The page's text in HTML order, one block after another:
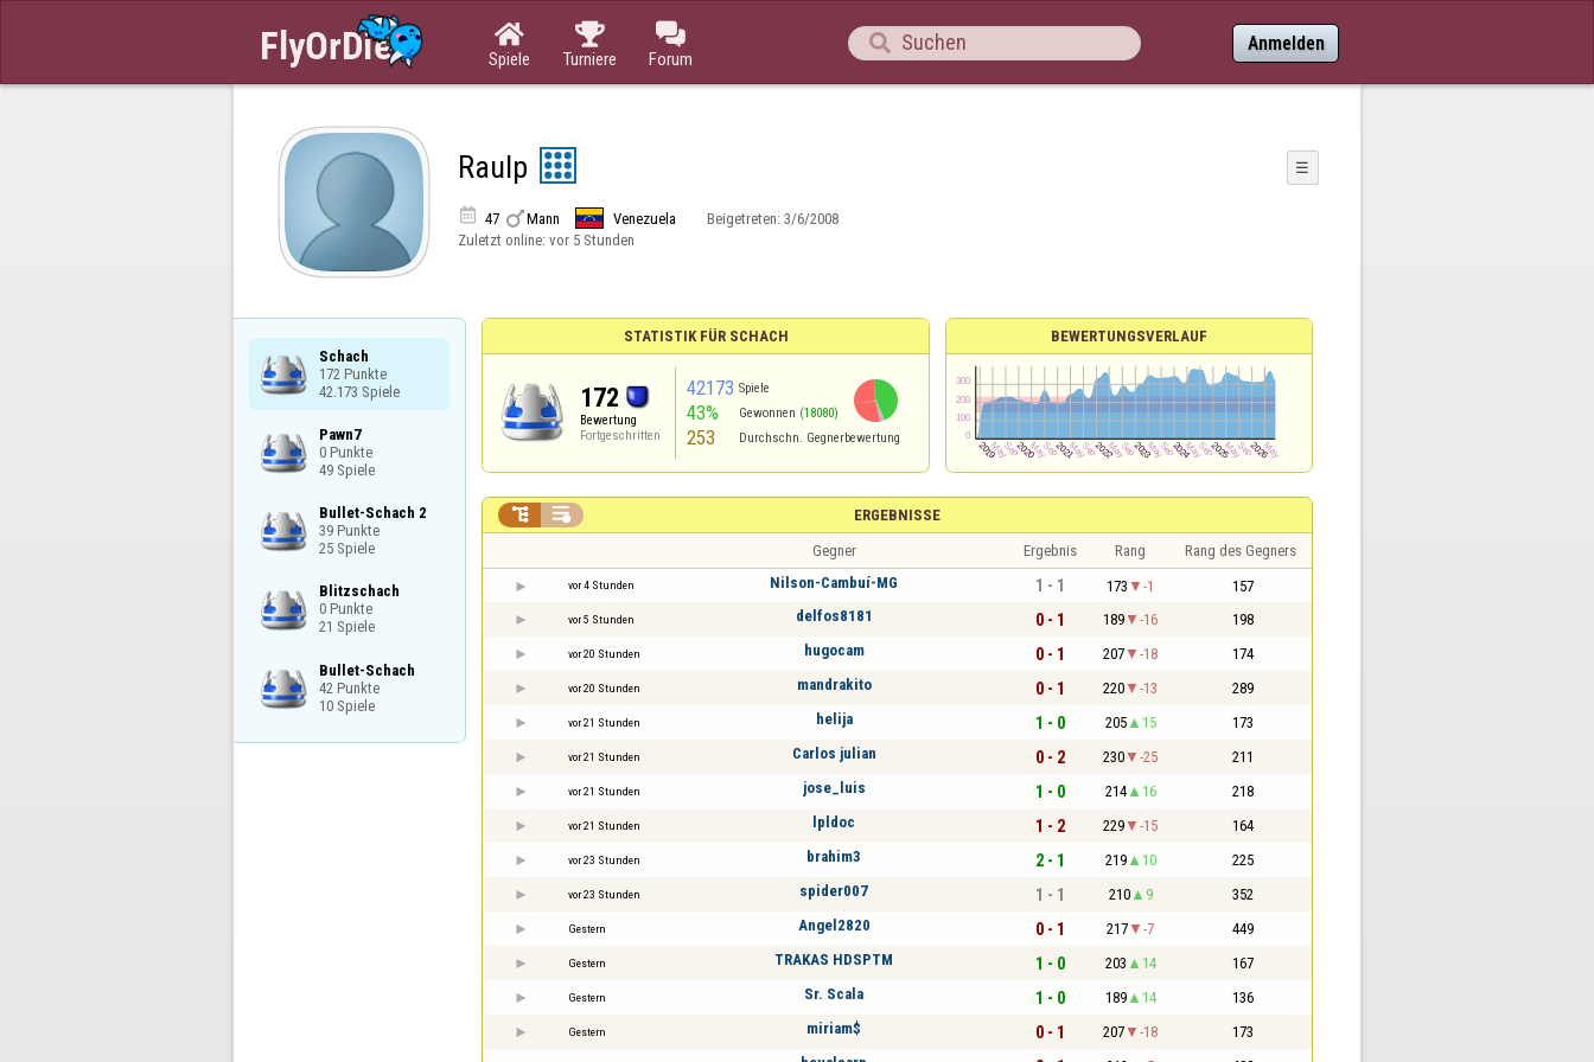

Spiele

Turniere

Forum
 Anmelden
Raulp ☰
 47 Mann Venezuela Beigetreten: 3/6/2008
Zuletzt online: vor 5 Stunden
Schach
172 Punkte
42.173 Spiele
Pawn7
0 Punkte
49 Spiele
Bullet-Schach 2
39 Punkte
25 Spiele
Blitzschach
0 Punkte
21 Spiele
Bullet-Schach
42 Punkte
10 Spiele
STATISTIK FÜR SCHACH
172
Bewertung
Fortgeschritten
42173 Spiele
43% Gewonnen (18080)
253 Durchschn. Gegnerbewertung
BEWERTUNGSVERLAUF
ERGEBNISSE
 
Gegner Ergebnis Rang Rang des Gegners
vor 4 Stunden Nilson-Cambuí-MG 1 - 1 173 -1 157
vor 5 Stunden delfos8181 0 - 1 189 -16 198
vor 20 Stunden hugocam 0 - 1 207 -18 174
vor 20 Stunden mandrakito 0 - 1 220 -13 289
vor 21 Stunden helija 1 - 0 205 15 173
vor 21 Stunden Carlos julian 0 - 2 230 -25 211
vor 21 Stunden jose_luis 1 - 0 214 16 218
vor 21 Stunden lpldoc 1 - 2 229 -15 164
vor 23 Stunden brahim3 2 - 1 219 10 225
vor 23 Stunden spider007 1 - 1 210 9 352
Gestern Angel2820 0 - 1 217 -7 449
Gestern TRAKAS HDSPTM 1 - 0 203 14 167
Gestern Sr. Scala 1 - 0 189 14 136
Gestern miriam$ 0 - 1 207 -18 173